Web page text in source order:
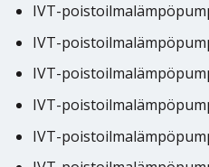
IVT-
IVT-
IVT-
IVT-
IVT-